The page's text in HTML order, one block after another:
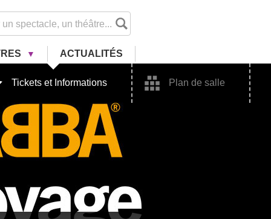
ACTUALITÉS
Tickets et Informations Plan de salle